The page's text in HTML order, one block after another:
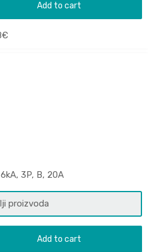
Add to cart
€
3P, B, 20A
proizvoda
Add to cart